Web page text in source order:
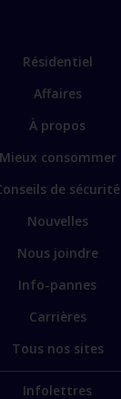
Lien
les
principales
Résidentiel
Affaires
Lien
certains
sites
À propos
Mieux consommer
de sécurité
Nouvelles
Nous joindre
Info-pannes
Carrières
Tous nos sites
Infolettres